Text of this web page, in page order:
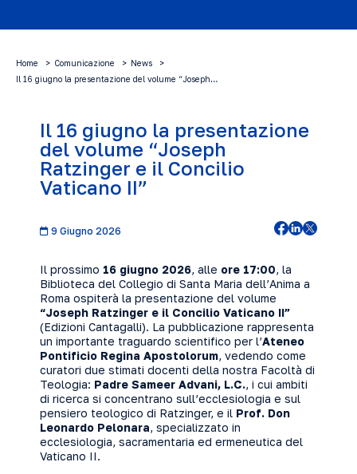
Home Comunicazione
News
Il 16 giugno la presentazione del volume “Joseph…
Il 16 giugno la presentazione
del volume “Joseph
Ratzinger e il Concilio
Vaticano II”
9 Giugno 2026
Il prossimo 16 giugno 2026, alle ore 17:00, la
Biblioteca del Collegio di Santa Maria dell’Anima a
Roma ospiterà la presentazione del volume
“Joseph Ratzinger e il Concilio Vaticano II”
(Edizioni Cantagalli). La pubblicazione rappresenta
un importante traguardo scientifico per l’Ateneo
Pontificio Regina Apostolorum, vedendo come
curatori due stimati docenti della nostra Facoltà di
Teologia: Padre Sameer Advani, L.C., i cui ambiti
di ricerca si concentrano sull’ecclesiologia e sul
pensiero teologico di Ratzinger, e il Prof. Don
Leonardo Pelonara, specializzato in
ecclesiologia, sacramentaria ed ermeneutica del
Vaticano II.